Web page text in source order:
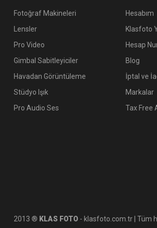
Fotoğraf Makineleri
Lensler
Pro Video
Gimbal Sabitleyiciler
Havadan Görüntüleme
Stüdyo Işık
Pro Audio Ses
Hesabım
Klasfoto
Hesap
Blog
İptal ve
Markalar
Tax Free
2013 ® KLAS FOTO - klasfoto.com.tr | Tüm